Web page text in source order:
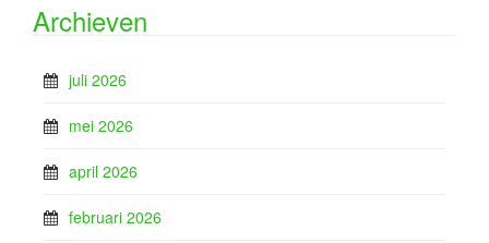
Archieven
juli 2026
mei 2026
april 2026
februari 2026